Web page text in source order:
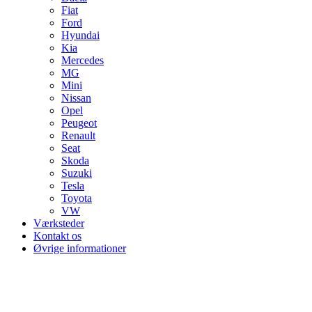
Fiat
Ford
Hyundai
Kia
Mercedes
MG
Mini
Nissan
Opel
Peugeot
Renault
Seat
Skoda
Suzuki
Tesla
Toyota
VW
Værksteder
Kontakt os
Øvrige informationer